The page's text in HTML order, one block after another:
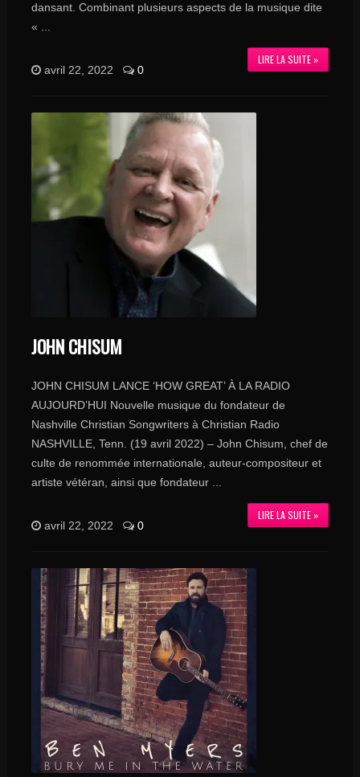
dansant. Combinant plusieurs aspects de la musique dite
« ...
LIRE LA SUITE »
avril 22, 2022 0
JOHN CHISUM
JOHN CHISUM LANCE ‘HOW GREAT’ À LA RADIO
AUJOURD’HUI Nouvelle musique du fondateur de
Nashville Christian Songwriters à Christian Radio
NASHVILLE, Tenn. (19 avril 2022) – John Chisum, chef de
culte de renommée internationale, auteur-compositeur et
artiste vétéran, ainsi que fondateur ...
LIRE LA SUITE »
avril 22, 2022 0